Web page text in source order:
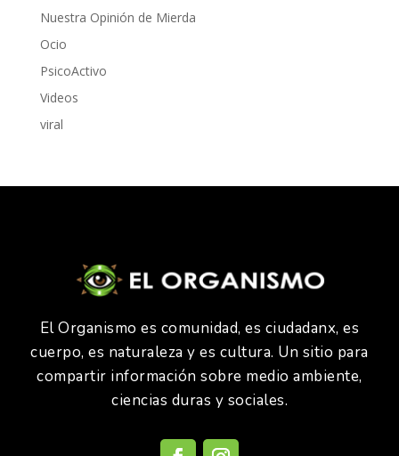
Nuestra Opinión de Mierda
Ocio
PsicoActivo
Videos
viral
El Organismo es comunidad, es ciudadanx, es
cuerpo, es naturaleza y es cultura. Un sitio para
compartir información sobre medio ambiente,
ciencias duras y sociales.